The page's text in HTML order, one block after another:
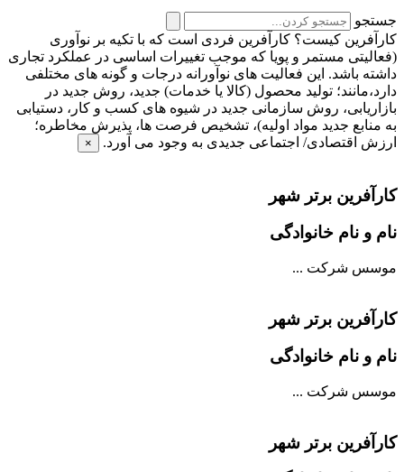
جستجو
کارآفرین کیست؟ کارآفرین فردی است که با تکیه بر نوآوری
(فعالیتی مستمر و پویا که موجب تغییرات اساسی در عملکرد تجاری
داشته باشد. این فعالیت های نوآورانه درجات و گونه های مختلفی
دارد،مانند؛ تولید محصول (کالا یا خدمات) جدید، روش جدید در
بازاریابی، روش سازمانی جدید در شیوه های کسب و کار، دستیابی
به منابع جدید مواد اولیه)، تشخیص فرصت ها، پذیرش مخاطره؛
ارزش اقتصادی/ اجتماعی جدیدی به وجود می آورد.
×
کارآفرین برتر شهر
نام و نام خانوادگی
موسس شرکت ...
کارآفرین برتر شهر
نام و نام خانوادگی
موسس شرکت ...
کارآفرین برتر شهر